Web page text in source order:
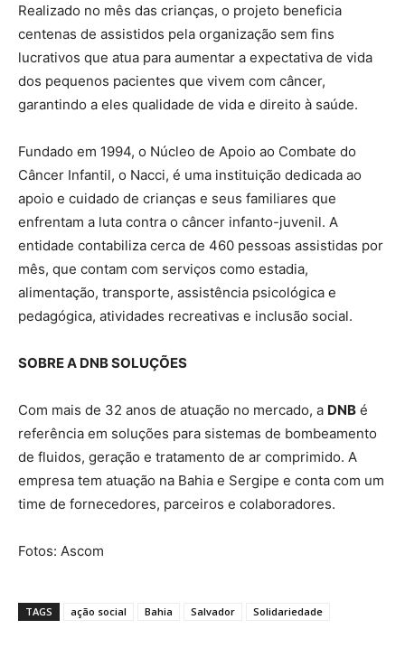
Realizado no mês das crianças, o projeto beneficia
centenas de assistidos pela organização sem fins
lucrativos que atua para aumentar a expectativa de vida
dos pequenos pacientes que vivem com câncer,
garantindo a eles qualidade de vida e direito à saúde.
Fundado em 1994, o Núcleo de Apoio ao Combate do
Câncer Infantil, o Nacci, é uma instituição dedicada ao
apoio e cuidado de crianças e seus familiares que
enfrentam a luta contra o câncer infanto-juvenil. A
entidade contabiliza cerca de 460 pessoas assistidas por
mês, que contam com serviços como estadia,
alimentação, transporte, assistência psicológica e
pedagógica, atividades recreativas e inclusão social.
SOBRE A DNB SOLUÇÕES
Com mais de 32 anos de atuação no mercado, a DNB é
referência em soluções para sistemas de bombeamento
de fluidos, geração e tratamento de ar comprimido. A
empresa tem atuação na Bahia e Sergipe e conta com um
time de fornecedores, parceiros e colaboradores.
Fotos: Ascom
TAGS ação social Bahia Salvador Solidariedade